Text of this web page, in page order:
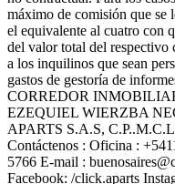
máximo de comisión que se
el equivalente al cuatro con
del valor total del respectivo
a los inquilinos que sean
gastos de gestoría de
CORREDOR
EZEQUIEL WIERZBA
APARTS S.A.S,
Contáctenos : Oficina :
5766 E-mail :
Facebook: /click.aparts